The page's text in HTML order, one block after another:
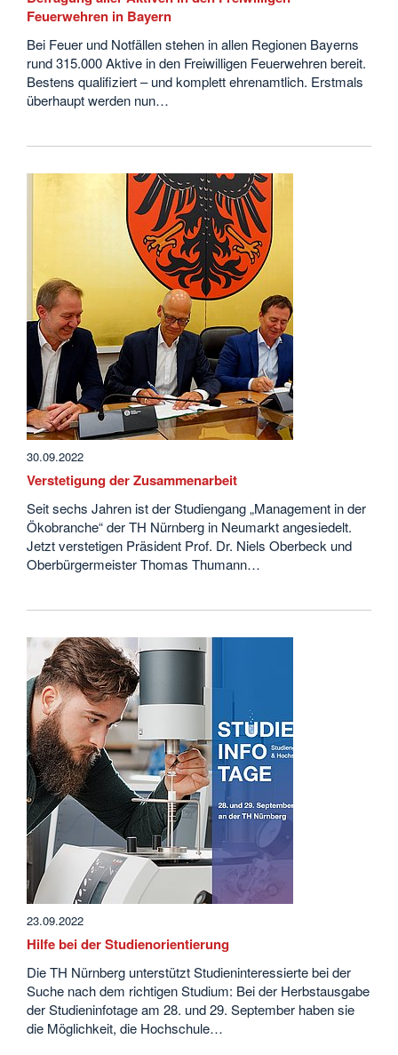
Feuerwehren in Bayern
Bei Feuer und Notfällen stehen in allen Regionen Bayerns
rund 315.000 Aktive in den Freiwilligen Feuerwehren bereit.
Bestens qualifiziert – und komplett ehrenamtlich. Erstmals
überhaupt werden nun…
30.09.2022
Verstetigung der Zusammenarbeit
Seit sechs Jahren ist der Studiengang „Management in der
Ökobranche“ der TH Nürnberg in Neumarkt angesiedelt.
Jetzt verstetigen Präsident Prof. Dr. Niels Oberbeck und
Oberbürgermeister Thomas Thumann…
23.09.2022
Hilfe bei der Studienorientierung
Die TH Nürnberg unterstützt Studieninteressierte bei der
Suche nach dem richtigen Studium: Bei der Herbstausgabe
der Studieninfotage am 28. und 29. September haben sie
die Möglichkeit, die Hochschule…